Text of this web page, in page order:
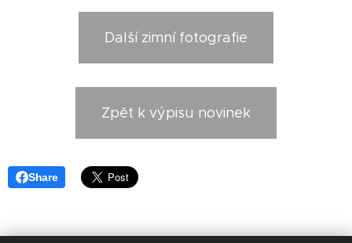
Další zimní fotografie
Zpět k výpisu novinek
Share